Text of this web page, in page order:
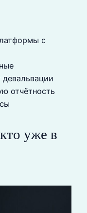
с
отчётность
уже в